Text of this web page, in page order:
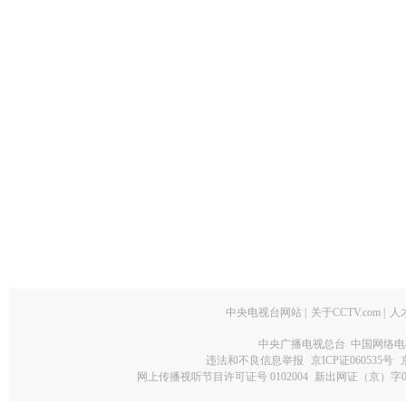
中央电视台网站 关于CCTV.com 人
中央广播电视总台 中国网络
违法和不良信息举报
京ICP证060535号
网上传播视听节目许可证号 0102004 新出网证（京）